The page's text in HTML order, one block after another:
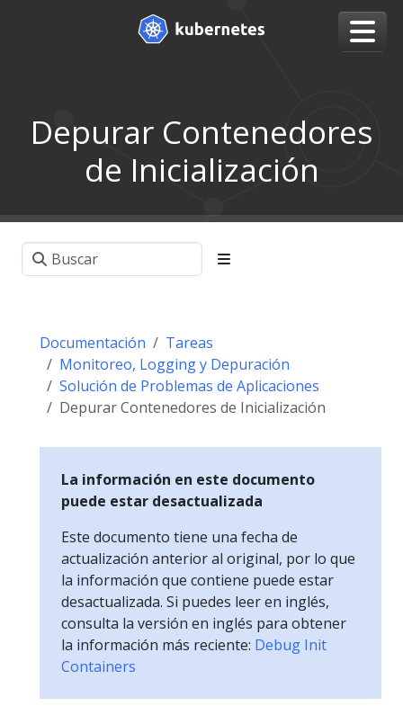
Depurar Contenedores
de Inicialización
Documentación
Tareas
Monitoreo, Logging y Depuración
Solución de Problemas de Aplicaciones
Depurar Contenedores de Inicialización
La información en este documento
puede estar desactualizada
Este documento tiene una fecha de
actualización anterior al original, por lo que
la información que contiene puede estar
desactualizada. Si puedes leer en inglés,
consulta la versión en inglés para obtener
la información más reciente: Debug Init
Containers